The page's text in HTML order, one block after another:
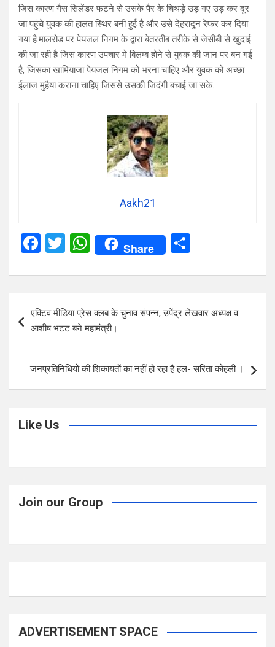
जिस कारण गैस सिलेंडर फटने से उसके पैर के चिथड़े उड़ गए उड़ कर दूर
जा पहुंचे युवक की हालत स्थिर बनी हुई है और उसे देहरादून रेफर कर दिया
गया है.मालरोड पर पेयजल निगम के द्वारा बेतरतीब तरीके से जेसीबी से खुदाई
की जा रही है जिस कारण उपचार मे बिलम्ब होने से युवक की जान पर बन गई
है, जिसका खामियाजा पेयजल निगम को भरना चाहिए और युवक को अच्छा
ईलाज मुहैया कराना चाहिए जिससे उसकी जिदंगी बचाई जा सके.
Aakh21
F
ce
o
k
T
tt
er
W
h
at
A
p
Share
ar
navigation
एक्टिव मीडिया प्रेस क्लब के चुनाव संपन्न, उपेंद्र लेखवार अध्यक्ष व
आशीष भटट बने महामंत्री।
जनप्रतिनिधियों की शिकायतों का नहीं हो रहा है हल- सरिता कोहली ।
Like Us
Join our Group
ADVERTISEMENT SPACE